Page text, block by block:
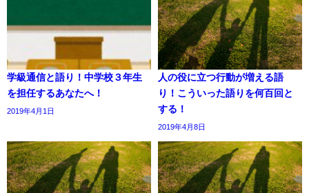
学級通信と語り！中学校３年生
を担任するあなたへ！
2019年4月1日
人の役に立つ行動が増える語
り！こういった語りを何百回と
する！
2019年4月8日